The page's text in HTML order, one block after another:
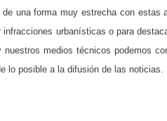
una forma muy estrecha con
urbanísticas o para
medios técnicos podemos
lo posible a la difusión de las noticias.